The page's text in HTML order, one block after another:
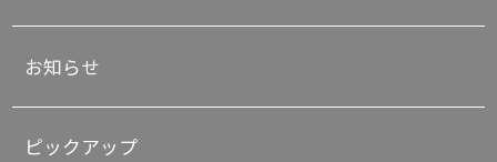
お知らせ
ピックアップ